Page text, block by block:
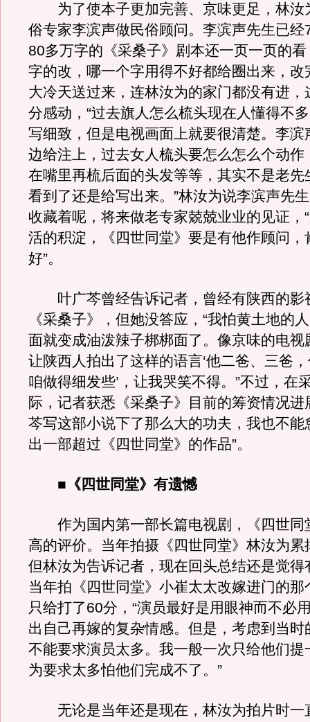
为了使本子更加完善、京味更足，林汝
俗专家李滨声做民俗顾问。李滨声先生已经
80多万字的《采桑子》剧本还一页一页的
字的改，哪一个字用得不好都给圈出来，改
大冷天送过来，连林汝为的家门都没有进，
分感动，“过去旗人怎么梳头现在人懂得不
写细致，但是电视画面上就要很清楚。李滨
边给注上，过去女人梳头要怎么怎么个动作
在嘴里再梳后面的头发等等，其实不是老先
看到了还是给写出来。”林汝为说李滨声先
收藏着呢，将来做老专家兢兢业业的见证，
活的积淀，《四世同堂》要是有他作顾问，
好”。
叶广芩曾经告诉记者，曾经有陕西的影
《采桑子》，但她没答应，“我怕黄土地的
面就变成油泼辣子梆梆面了。像京味的电视
让陕西人拍出了这样的语言‘他二爸、三爸
咱做得细发些’，让我哭笑不得。”不过，在
际，记者获悉《采桑子》目前的筹资情况进
芩写这部小说下了那么大的功夫，我也不能
出一部超过《四世同堂》的作品”。
■《四世同堂》有遗憾
作为国内第一部长篇电视剧，《四世同
高的评价。当年拍摄《四世同堂》林汝为累
但林汝为告诉记者，现在回头总结还是觉得
当年拍《四世同堂》小崔太太改嫁进门的那
只给打了60分，“演员最好是用眼神而不必
出自己再嫁的复杂情感。但是，考虑到当时
不能要求演员太多。我一般一次只给他们提
为要求太多怕他们完成不了。”
无论是当年还是现在，林汝为拍片时一